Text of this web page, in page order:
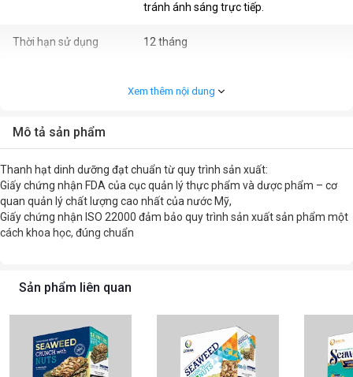
tránh ánh sáng trực tiếp.
Thời hạn sử dụng 12 tháng
muối hồngHimalaya, dầu mè.
Tiêu chuẩn thực phẩm
BẢN TỰ CÔNG BỐ SẢN PHẨM Số:
12/NSVF/2024
Xem thêm nội dung
Mô tả sản phẩm
Thanh hạt dinh dưỡng đạt chuẩn từ quy trình sản xuất:
Giấy chứng nhận FDA của cục quản lý thực phẩm và dược phẩm – cơ
quan quản lý chất lượng cao nhất của nước Mỹ,
Giấy chứng nhận ISO 22000 đảm bảo quy trình sản xuất sản phẩm một
cách khoa học, đúng chuẩn
Sản phẩm liên quan